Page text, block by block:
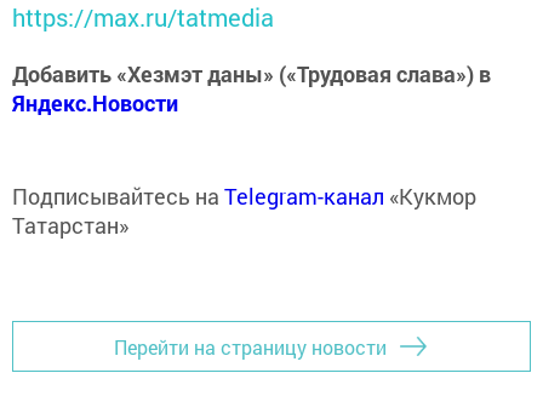
https://max.ru/tatmedia
Добавить «Хезмэт даны» («Трудовая слава») в
Яндекс.Новости
Подписывайтесь на Telegram-канал «Кукмор
Татарстан»
Перейти на страницу новости